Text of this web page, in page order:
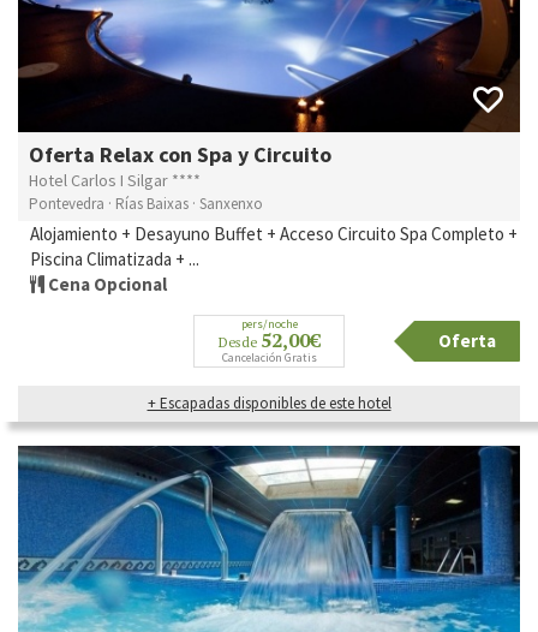
Oferta Relax con Spa y Circuito
Hotel Carlos I Silgar ****
Pontevedra · Rías Baixas · Sanxenxo
Alojamiento + Desayuno Buffet + Acceso Circuito Spa Completo +
Piscina Climatizada + ...
Cena Opcional
pers/noche
Desde 52,00€
Cancelación Gratis
Oferta
+ Escapadas disponibles de este hotel